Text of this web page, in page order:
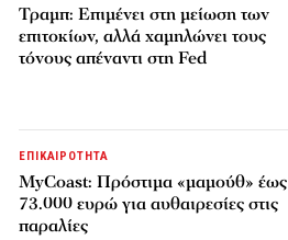
Τραμπ: Επιμένει στη μείωση των
επιτοκίων, αλλά χαμηλώνει τους
τόνους απέναντι στη Fed
ΕΠΙΚΑΙΡΟΤΗΤΑ
MyCoast: Πρόστιμα «μαμούθ» έως
73.000 ευρώ για αυθαιρεσίες στις
παραλίες